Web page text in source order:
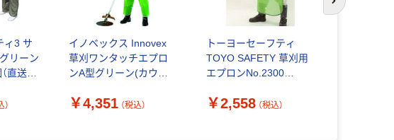
ィ3 サ
リーン
直送
）
イノベックス Innovex
草刈ワンタッチエプロ
ンA型グリーン(カウボ
1枚 354-6292（直送品）
￥4,351 （税込）
トーヨーセーフティ
TOYO SAFETY 草刈用
エプロンNo.2300
￥2,558 （税込）
次のスライド